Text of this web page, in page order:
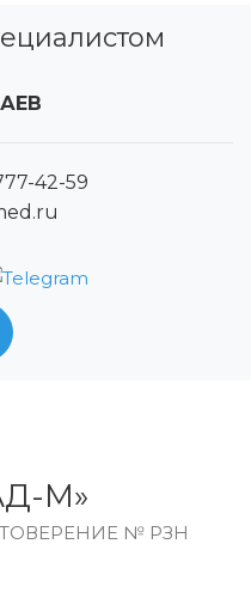
42-59
М»
№ РЗН